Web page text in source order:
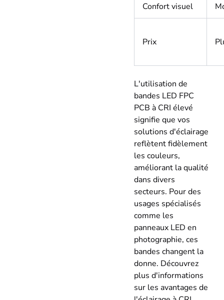
Confort visuel
Prix
L'utilisation de
bandes LED FPC
PCB à CRI élevé
signifie que vos
solutions d'éclairage
reflètent fidèlement
les couleurs,
améliorant la qualité
dans divers
secteurs. Pour des
usages spécialisés
comme les
panneaux LED en
photographie, ces
bandes changent la
donne. Découvrez
plus d'informations
sur les avantages de